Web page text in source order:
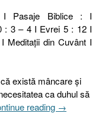
I Pasaje Biblice : I
: 3 – 4 I Evrei 5 : 12 I
Meditaţii din Cuvânt I
există mâncare și
ca duhul să
reading „165
→